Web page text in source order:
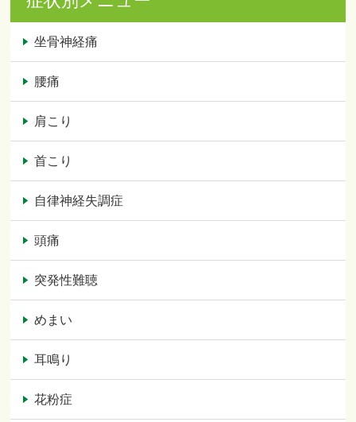
坐骨神経痛
腰痛
肩こり
首こり
自律神経失調症
頭痛
突発性難聴
めまい
耳鳴り
花粉症